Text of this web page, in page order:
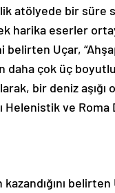
atölyede bir süre
harika eserler
belirten Uçar,
daha çok üç
bir deniz aşığı
Helenistik ve Roma
belirten